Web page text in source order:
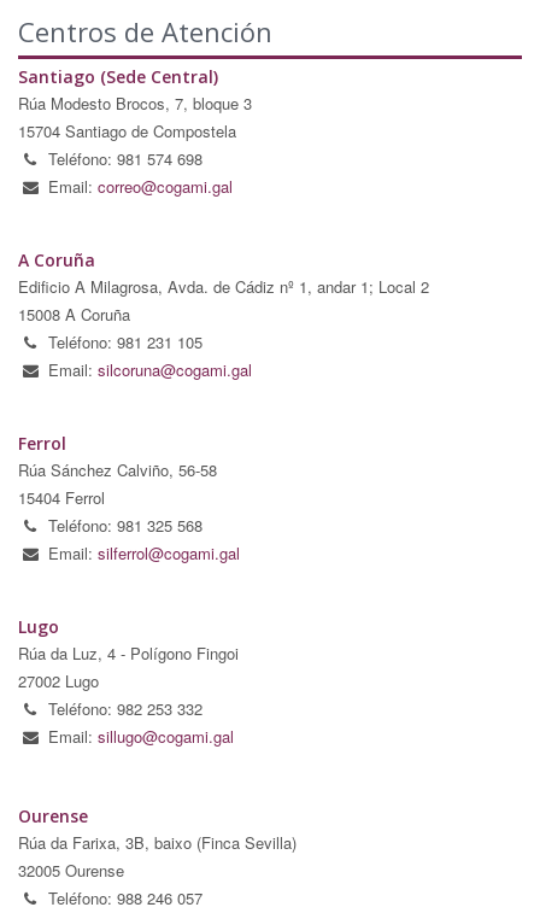
Centros de Atención
Santiago (Sede Central)
Rúa Modesto Brocos, 7, bloque 3
15704 Santiago de Compostela
Teléfono: 981 574 698
Email: correo@cogami.gal
A Coruña
Edificio A Milagrosa, Avda. de Cádiz nº 1, andar 1; Local 2
15008 A Coruña
Teléfono: 981 231 105
Email: silcoruna@cogami.gal
Ferrol
Rúa Sánchez Calviño, 56-58
15404 Ferrol
Teléfono: 981 325 568
Email: silferrol@cogami.gal
Lugo
Rúa da Luz, 4 - Polígono Fingoi
27002 Lugo
Teléfono: 982 253 332
Email: sillugo@cogami.gal
Ourense
Rúa da Farixa, 3B, baixo (Finca Sevilla)
32005 Ourense
Teléfono: 988 246 057